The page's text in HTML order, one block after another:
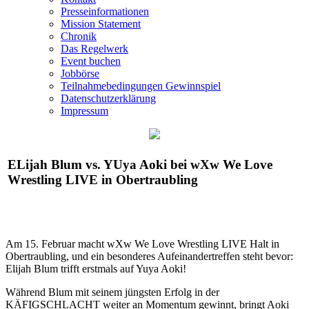
Presseinformationen
Mission Statement
Chronik
Das Regelwerk
Event buchen
Jobbörse
Teilnahmebedingungen Gewinnspiel
Datenschutzerklärung
Impressum
ELijah Blum vs. YUya Aoki bei wXw We Love
Wrestling LIVE in Obertraubling
Am 15. Februar macht wXw We Love Wrestling LIVE Halt in
Obertraubling, und ein besonderes Aufeinandertreffen steht bevor:
Elijah Blum trifft erstmals auf Yuya Aoki!
Während Blum mit seinem jüngsten Erfolg in der
KÄFIGSCHLACHT weiter an Momentum gewinnt, bringt Aoki